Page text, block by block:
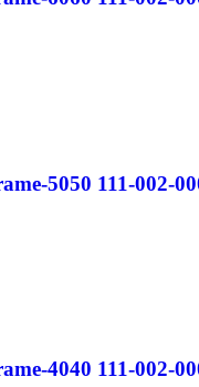
5050 111-002-
4040 111-002-